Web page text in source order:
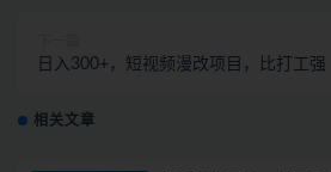
日入300+，短视频漫改项目，比打工强
相关文章